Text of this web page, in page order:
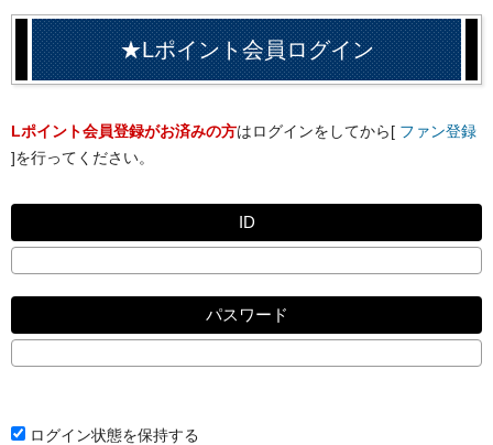
★Lポイント会員ログイン
Lポイント会員登録がお済みの方はログインをしてから[ ファン登録
]を行ってください。
ID
パスワード
ログイン状態を保持する